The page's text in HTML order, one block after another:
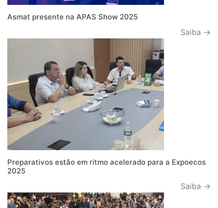
Asmat presente na APAS Show 2025
Saiba →
Preparativos estão em ritmo acelerado para a Expoecos
2025
Saiba →